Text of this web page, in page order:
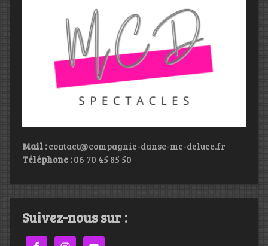
Mail :contact@compagnie-danse-mc-deluce.fr
Téléphone :06 70 45 85 50
Suivez-nous sur :